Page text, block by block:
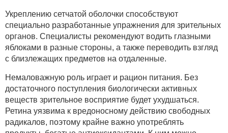
Укреплению сетчатой оболочки способствуют
специально разработанные упражнения для зрительных
органов. Специалисты рекомендуют водить глазными
яблоками в разные стороны, а также переводить взгляд
с близлежащих предметов на отдаленные.
Немаловажную роль играет и рацион питания. Без
достаточного поступления биологически активных
веществ зрительное восприятие будет ухудшаться.
Ретина уязвима к вредоносному действию свободных
радикалов, поэтому крайне важно употреблять